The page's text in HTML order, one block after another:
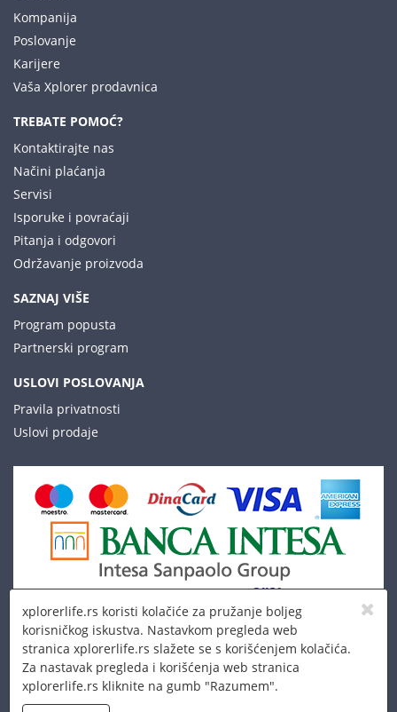
xplorerlife.rs koristi kolačiće za pružanje boljeg
korisničkog iskustva. Nastavkom pregleda web
stranica xplorerlife.rs slažete se s korišćenjem kolačića.
Za nastavak pregleda i korišćenja web stranica
xplorerlife.rs kliknite na gumb "Razumem".
Kompanija
Poslovanje
Karijere
Vaša Xplorer prodavnica
TREBATE POMOĆ?
Kontaktirajte nas
Načini plaćanja
Servisi
Isporuke i povraćaji
Pitanja i odgovori
Održavanje proizvoda
SAZNAJ VIŠE
Program popusta
Partnerski program
USLOVI POSLOVANJA
Pravila privatnosti
Uslovi prodaje
© 2026 Xplorer LLC